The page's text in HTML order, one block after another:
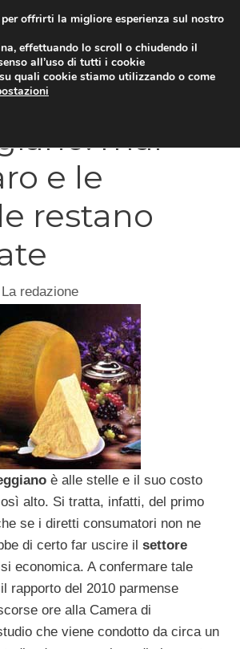
mai
e le
restano
La redazione
è alle stelle e il suo costo
alto. Si tratta, infatti, del primo
se i diretti consumatori non ne
di certo far uscire il settore
economica. A confermare tale
rapporto del 2010 parmense
ore alla Camera di
che viene condotto da circa un
offrirti la migliore esperienza sul nostro
effettuando lo scroll o chiudendo il
all’uso di tutti i cookie
quali cookie stiamo utilizzando o come